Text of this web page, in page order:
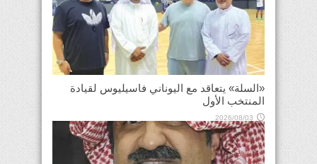
«السلة» يتعاقد مع اليوناني فاسيليوس لقيادة
المنتخب الأول
2026/08/03